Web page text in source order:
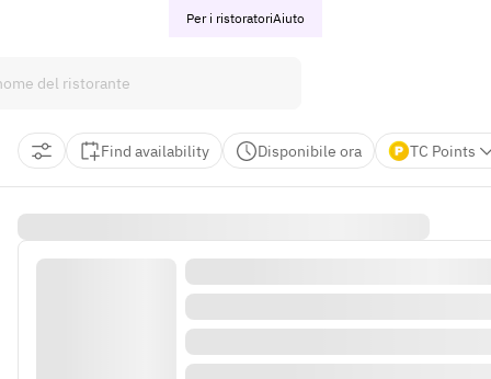
Per i ristoratoriAiuto
Find availability Disponibile ora TC Points